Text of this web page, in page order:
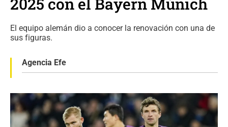
El equipo alemán dio a conocer la renovación con una de
sus figuras.
Agencia Efe